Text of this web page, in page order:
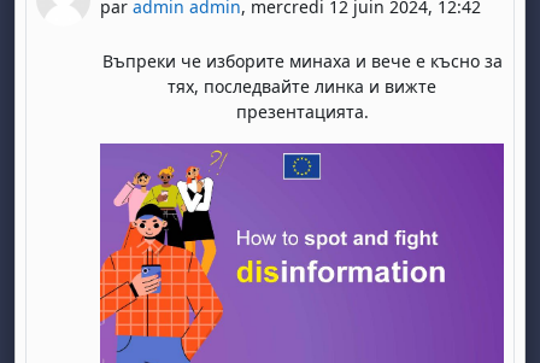
par admin admin, mercredi 12 juin 2024, 12:42
Въпреки че изборите минаха и вече е късно за
тях, последвайте линка и вижте
презентацията.